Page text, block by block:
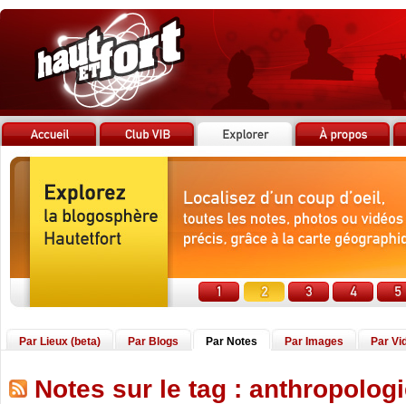
Par Lieux (beta) Par Blogs Par Notes Par Images Par
Notes sur le tag :